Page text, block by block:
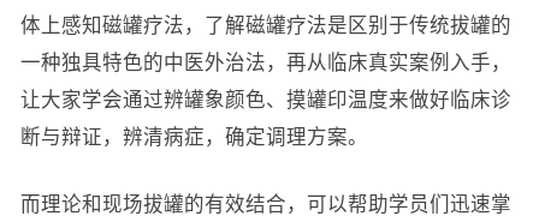
体上感知磁罐疗法，了解磁罐疗法是区别于传统拔罐的
一种独具特色的中医外治法，再从临床真实案例入手，
让大家学会通过辨罐象颜色、摸罐印温度来做好临床诊
断与辩证，辨清病症，确定调理方案。
而理论和现场拔罐的有效结合，可以帮助学员们迅速掌